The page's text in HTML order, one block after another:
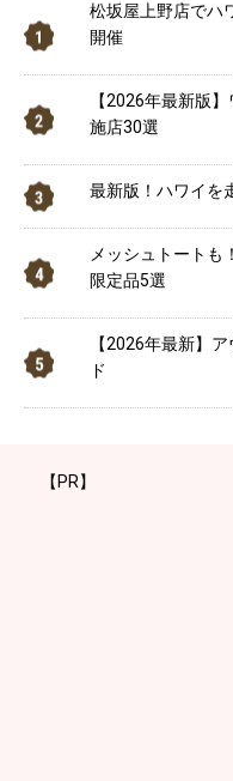
松坂屋上野店でハ
開催
【2026年最新版
施店30選
最新版！ハワイを
メッシュトートも
限定品5選
【2026年最新】
ド
【PR】